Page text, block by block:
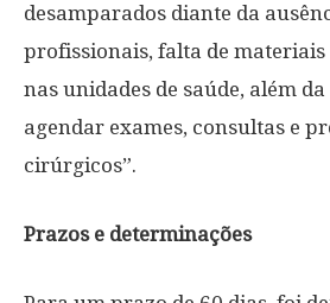
desamparados diante da
profissionais, falta de materiais
nas unidades de saúde, além
agendar exames, consultas e
cirúrgicos”.
Prazos e determinações